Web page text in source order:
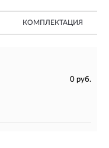
КОМПЛЕКТАЦИЯ
0 руб.